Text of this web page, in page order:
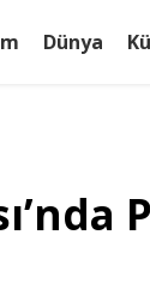
Dünya